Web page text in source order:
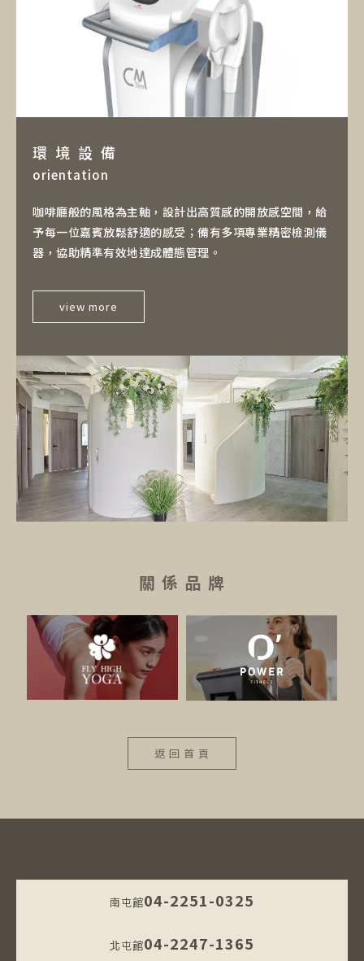
環 境 設 備
orientation
咖啡廳般的風格為主軸，設計出高質感的開放感空間，給
予每一位嘉賓放鬆舒適的感受；備有多項專業精密檢測儀
器，協助精準有效地達成體態管理。
view more
關 係 品 牌
返 回 首 頁
南屯館04-2251-0325
北屯館04-2247-1365